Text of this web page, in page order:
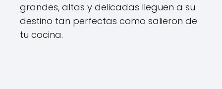
grandes, altas y delicadas lleguen a su
destino tan perfectas como salieron de
tu cocina.